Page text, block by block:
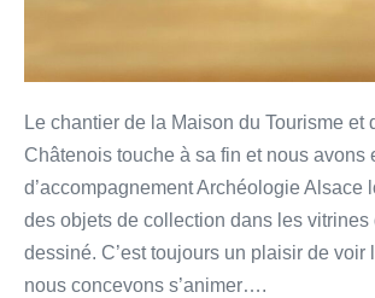
Le chantier de la Maison du Tourisme et
Châtenois touche à sa fin et nous avons
d’accompagnement Archéologie Alsace
des objets de collection dans les vitrines
dessiné. C’est toujours un plaisir de voir
nous concevons s’animer….